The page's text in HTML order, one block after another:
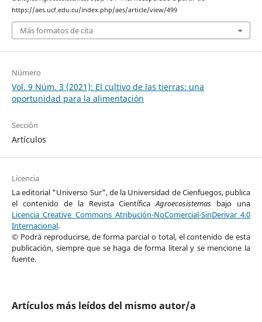
https://aes.ucf.edu.cu/index.php/aes/article/view/499
Más formatos de cita
Número
Vol. 9 Núm. 3 (2021): El cultivo de las tierras: una
oportunidad para la alimentación
Sección
Artículos
Licencia
La editorial "Universo Sur", de la Universidad de Cienfuegos, publica
el contenido de la Revista Científica Agroecosistemas bajo una
Licencia Creative Commons Atribución-NoComercial-SinDerivar 4.0
Internacional.
© Podrá reproducirse, de forma parcial o total, el contenido de esta
publicación, siempre que se haga de forma literal y se mencione la
fuente.
Artículos más leídos del mismo autor/a